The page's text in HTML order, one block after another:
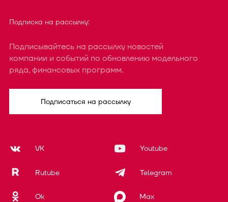
Подписка на рассылку:
Подписывайтесь на рассылку новостей
компании и событий по обновлению модельного
ряда, финансовых программ.
Подписаться на рассылку
VK Youtube
Rutube Telegram
Ok Max